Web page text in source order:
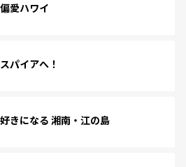
愛ハワイ
パイアへ！
きになる 湘南・江の島